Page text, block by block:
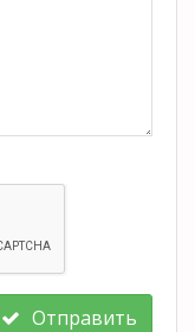
Отправить